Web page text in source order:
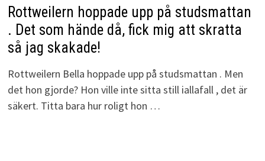
Rottweilern hoppade upp på studsmattan
. Det som hände då, fick mig att skratta
så jag skakade!
Rottweilern Bella hoppade upp på studsmattan . Men
det hon gjorde? Hon ville inte sitta still iallafall , det är
säkert. Titta bara hur roligt hon …